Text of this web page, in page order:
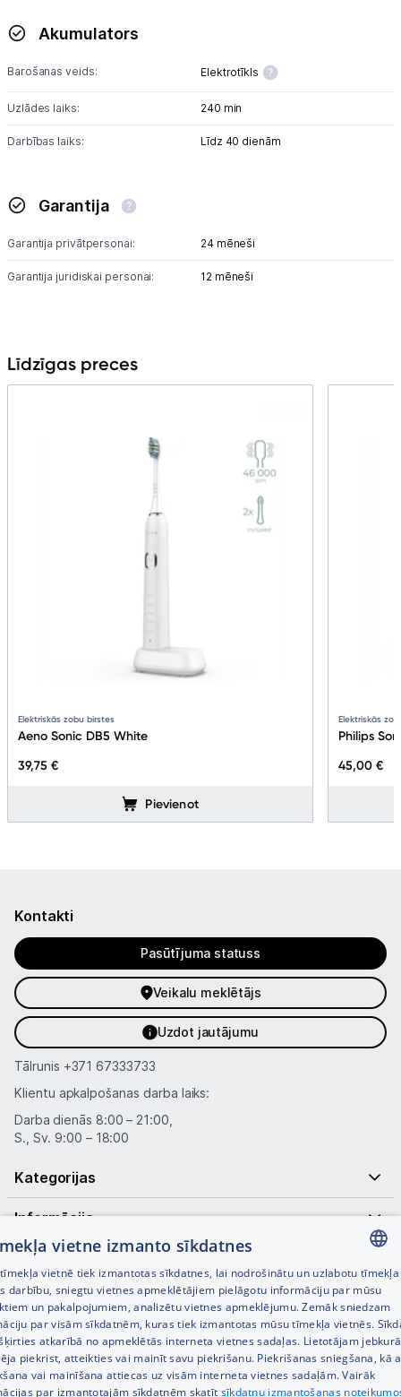
Akumulators
Barošanas veids: Elektrotīkls
Uzlādes laiks: 240 min
Darbības laiks: Līdz 40 dienām
Garantija
Garantija privātpersonai: 24 mēneši
Garantija juridiskai personai: 12 mēneši
Līdzīgas preces
Elektriskās zobu birstes
Aeno Sonic DB5 White
39,75 €
Pievienot
Elektriskās
Philips
45,00 €
Kontakti
Pasūtījuma statuss
Veikalu meklētājs
Uzdot jautājumu
Tālrunis +371 67333733
Klientu apkalpošanas darba laiks:
Darba dienās 8:00 – 21:00,
S., Sv. 9:00 – 18:00
Kategorijas
Informācija
Noderīgas saites
LATVIAN
RUSSIAN
ENGLISH
vietne izmanto sīkdatnes
vietnē tiek izmantotas sīkdatnes, lai nodrošinātu un uzlabotu tīmekļa
darbību, sniegtu vietnes apmeklētājiem pielāgotu informāciju par mūsu
un pakalpojumiem, analizētu vietnes apmeklējumu. Zemāk sniedzam
par visām sīkdatnēm, kuras tiek izmantotas mūsu tīmekļa vietnēs.
atkarībā no apmeklētās interneta vietnes sadaļas. Lietotājam
piekrist, atteikties vai mainīt savu piekrišanu. Piekrišanas sniegšana, kā
vai mainīšana attiecas uz visām interneta vietnes sadaļām. Vairāk
par izmantotajām sīkdatnēm skatīt sīkdatņu izmantošanas